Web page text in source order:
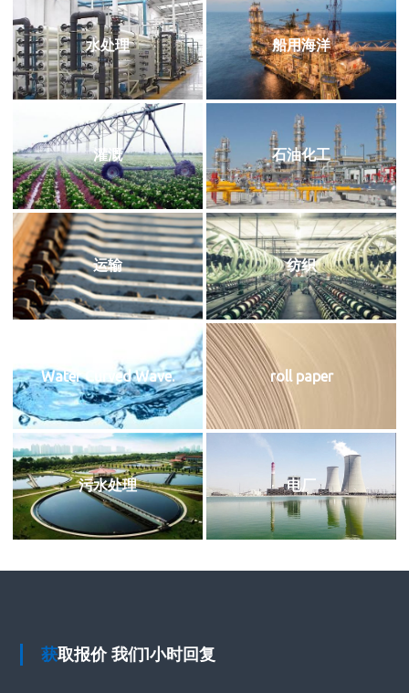
水处理 船用海洋
灌溉 石油化工
运输 纺织
Water Curved Wave. roll paper
污水处理 电厂
获取报价 我们1小时回复